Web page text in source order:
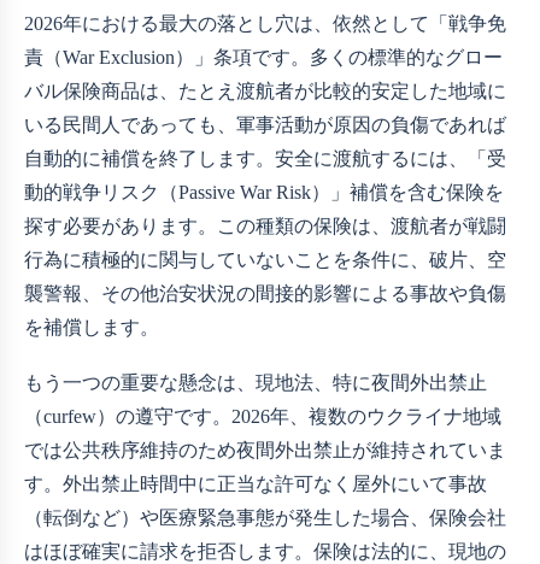
2026年における最大の落とし穴は、依然として「戦争免
責（War Exclusion）」条項です。多くの標準的なグロー
バル保険商品は、たとえ渡航者が比較的安定した地域に
いる民間人であっても、軍事活動が原因の負傷であれば
自動的に補償を終了します。安全に渡航するには、「受
動的戦争リスク（Passive War Risk）」補償を含む保険を
探す必要があります。この種類の保険は、渡航者が戦闘
行為に積極的に関与していないことを条件に、破片、空
襲警報、その他治安状況の間接的影響による事故や負傷
を補償します。
もう一つの重要な懸念は、現地法、特に夜間外出禁止
（curfew）の遵守です。2026年、複数のウクライナ地域
では公共秩序維持のため夜間外出禁止が維持されていま
す。外出禁止時間中に正当な許可なく屋外にいて事故
（転倒など）や医療緊急事態が発生した場合、保険会社
はほぼ確実に請求を拒否します。保険は法的に、現地の